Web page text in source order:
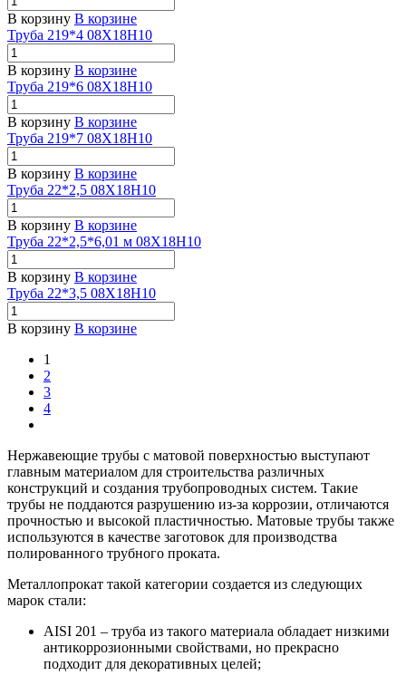
В корзину В корзине
Труба 219*4 08Х18Н10
В корзину В корзине
Труба 219*6 08Х18Н10
В корзину В корзине
Труба 219*7 08Х18Н10
В корзину В корзине
Труба 22*2,5 08Х18Н10
В корзину В корзине
Труба 22*2,5*6,01 м 08Х18Н10
В корзину В корзине
Труба 22*3,5 08Х18Н10
В корзину В корзине
1
2
3
4
Нержавеющие трубы с матовой поверхностью выступают
главным материалом для строительства различных
конструкций и создания трубопроводных систем. Такие
трубы не поддаются разрушению из-за коррозии, отличаются
прочностью и высокой пластичностью. Матовые трубы также
используются в качестве заготовок для производства
полированного трубного проката.
Металлопрокат такой категории создается из следующих
марок стали:
AISI 201 – труба из такого материала обладает низкими
антикоррозионными свойствами, но прекрасно
подходит для декоративных целей;